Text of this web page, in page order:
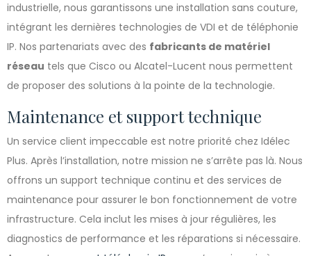
industrielle, nous garantissons une installation sans couture,
intégrant les dernières technologies de VDI et de téléphonie
IP. Nos partenariats avec des fabricants de matériel
réseau tels que Cisco ou Alcatel-Lucent nous permettent
de proposer des solutions à la pointe de la technologie.
Maintenance et support technique
Un service client impeccable est notre priorité chez Idélec
Plus. Après l’installation, notre mission ne s’arrête pas là. Nous
offrons un support technique continu et des services de
maintenance pour assurer le bon fonctionnement de votre
infrastructure. Cela inclut les mises à jour régulières, les
diagnostics de performance et les réparations si nécessaire.